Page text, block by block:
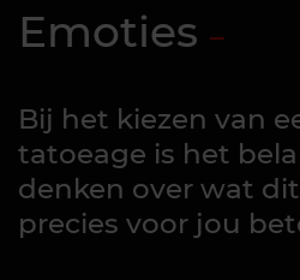
Emoties
Bij het kiezen van
tatoeage is het
denken over wat
precies voor jou